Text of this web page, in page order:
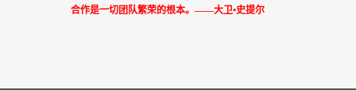
合作是一切团队繁荣的根本。 ——大卫•史提尔